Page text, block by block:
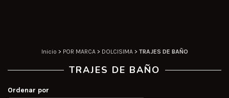
Inicio > POR MARCA > DOLCISIMA > TRAJES DE BAÑO
TRAJES DE BAÑO
Ordenar por